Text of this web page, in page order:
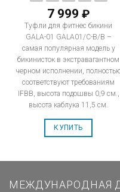
7 999 ₽
Туфли для фитнес бикини
GALA-01 GALA01/C-B/B –
самая популярная модель у
бикинисток в экстравагантном
черном исполнении,
соответствуют требованиям
IFBB, высота подошвы 0,9 см.,
высота каблука 11,5 см.
КУПИТЬ
МЕЖДУНАРОДНАЯ